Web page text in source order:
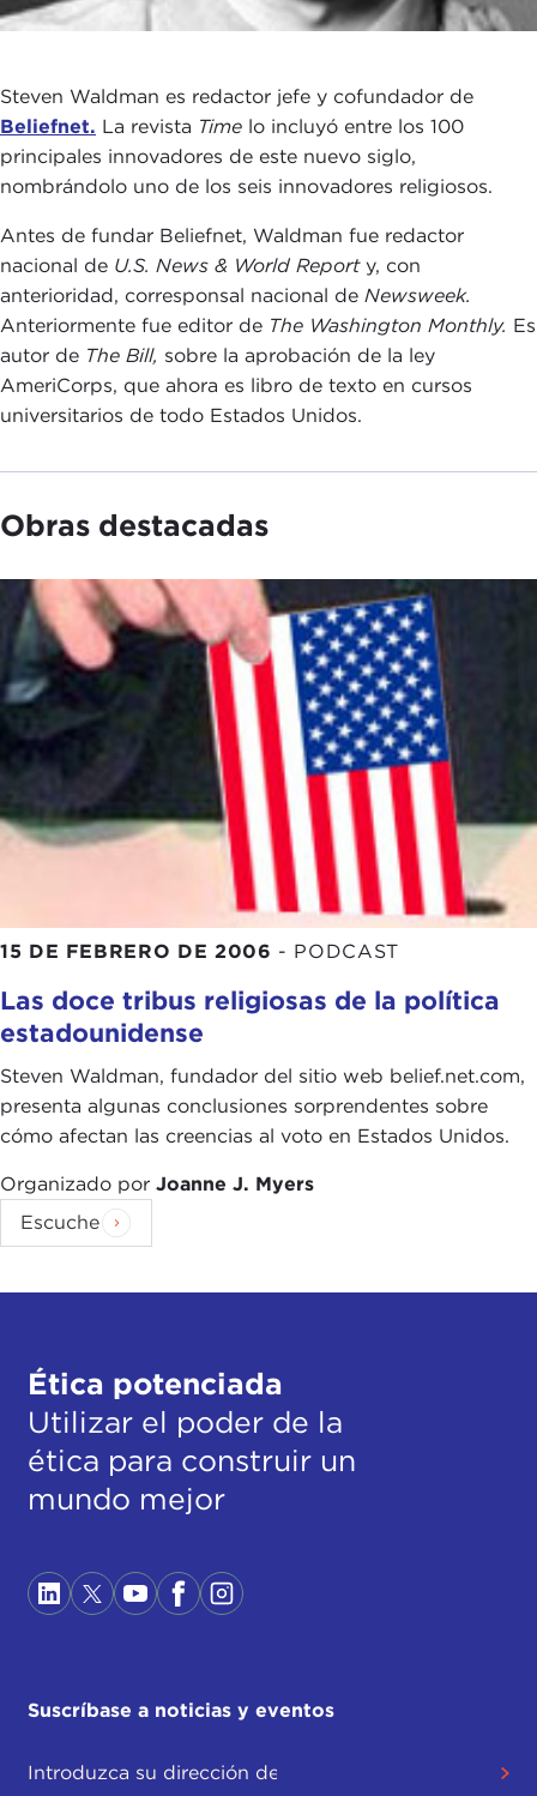
Steven Waldman es redactor jefe y cofundador de
Beliefnet. La revista Time lo incluyó entre los 100
principales innovadores de este nuevo siglo,
nombrándolo uno de los seis innovadores religiosos.
Antes de fundar Beliefnet, Waldman fue redactor
nacional de U.S. News & World Reporty, con
anterioridad, corresponsal nacional de Newsweek.
Anteriormente fue editor de The Washington Monthly. Es
autor de The Bill, sobre la aprobación de la ley
AmeriCorps, que ahora es libro de texto en cursos
universitarios de todo Estados Unidos.
Obras destacadas
15 DE FEBRERO DE 2006 - PODCAST
Las doce tribus religiosas de la política
estadounidense
Steven Waldman, fundador del sitio web belief.net.com,
presenta algunas conclusiones sorprendentes sobre
cómo afectan las creencias al voto en Estados Unidos.
Organizado por Joanne J. Myers
Escuche
Ética potenciada
Utilizar el poder de la
ética para construir un
mundo mejor
Suscríbase a noticias y eventos